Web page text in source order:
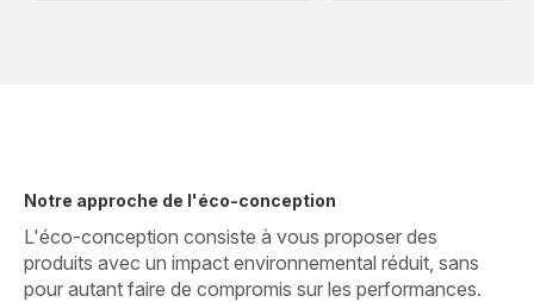
Notre approche de l'éco-conception
L'éco-conception consiste à vous proposer des
produits avec un impact environnemental réduit, sans
pour autant faire de compromis sur les performances.